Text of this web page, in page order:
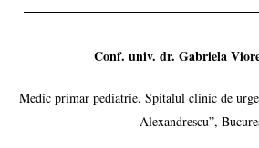
Conf. univ. dr. Gabriela
Medic primar pediatrie, Spitalul clinic de
Alexandrescu”,